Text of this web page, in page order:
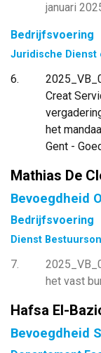
januari
Bedrijfsvoering
Juridische Dienst
6
Creat
het
Gent -
Mathias De
Bevoegdheid
Bedrijfsvoering
Dienst
7
het vast
Hafsa El-
Bevoegdheid